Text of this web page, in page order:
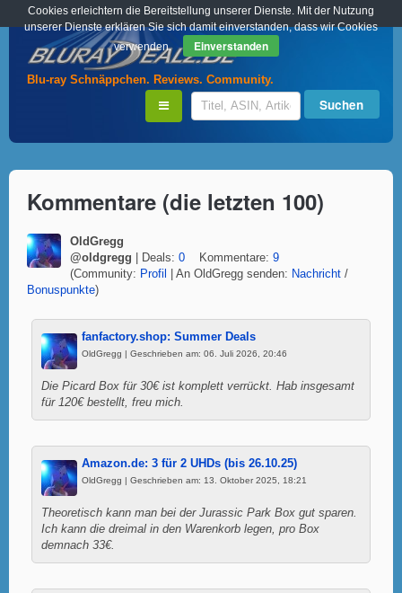
Blu-ray Schnäppchen. Reviews. Community.
Kommentare (die letzten 100)
OldGregg
@oldgregg | Deals: 0 Kommentare: 9
(Community: Profil | An OldGregg senden: Nachricht /
Bonuspunkte)
fanfactory.shop: Summer Deals
OldGregg | Geschrieben am: 06. Juli 2026, 20:46
Die Picard Box für 30€ ist komplett verrückt. Hab insgesamt
für 120€ bestellt, freu mich.
Amazon.de: 3 für 2 UHDs (bis 26.10.25)
OldGregg | Geschrieben am: 13. Oktober 2025, 18:21
Theoretisch kann man bei der Jurassic Park Box gut sparen.
Ich kann die dreimal in den Warenkorb legen, pro Box
demnach 33€.
Cookies erleichtern die Bereitstellung unserer Dienste. Mit der Nutzung
unserer Dienste erklären Sie sich damit einverstanden, dass wir Cookies
verwenden.
Einverstanden